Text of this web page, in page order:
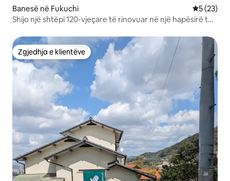
Banesë në Fukuchi Vlerësimi
5 (23)
Shijo një shtëpi 120-vjeçare të rinovuar në një hapësirë të
Zgjedhja e klientëve
Zgjedhja e klientëve